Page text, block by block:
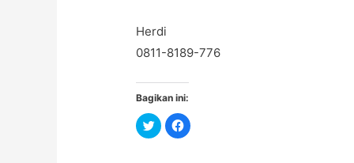
Herdi
0811-8189-776
Bagikan ini:
C
l
C
l